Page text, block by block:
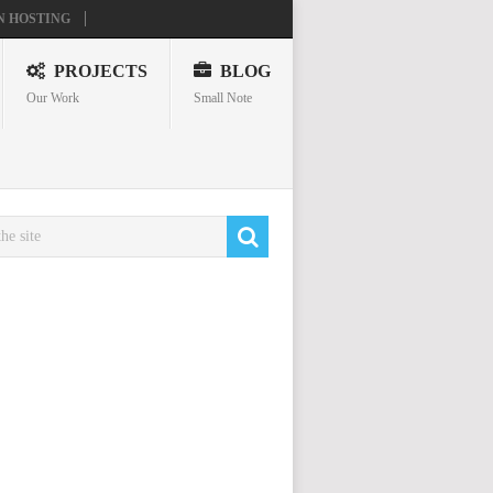
HOSTING
PROJECTS
Our Work
BLOG
Small Note